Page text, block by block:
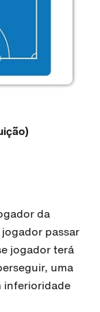
da
passar
jogador terá
uma
inferioridade